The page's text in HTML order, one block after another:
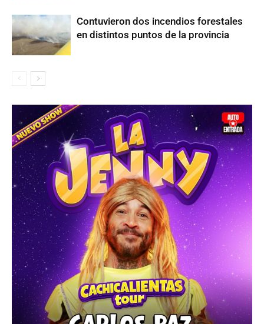
Contuvieron dos incendios forestales
en distintos puntos de la provincia